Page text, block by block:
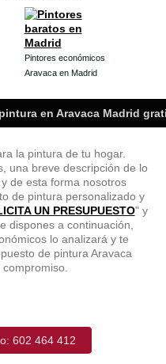
Pintores económicos
Aravaca en Madrid
en Aravaca Madrid
la pintura de tu hogar.
una breve descripción de lo
de esta forma nosotros
de pintura personalizado y
UN PRESUPUESTO" y
dispones a continuación,
lo analizará y te
de pintura Aravaca
602 464 412